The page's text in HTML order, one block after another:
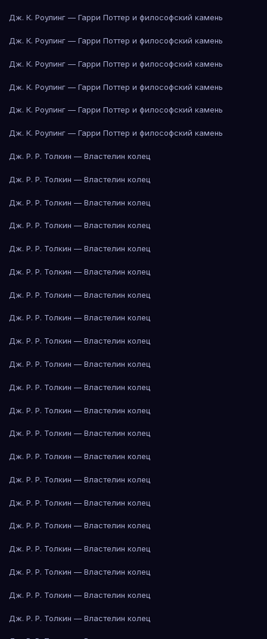
Дж. К. Роулинг — Гарри Поттер и философский камень
Дж. К. Роулинг — Гарри Поттер и философский камень
Дж. К. Роулинг — Гарри Поттер и философский камень
Дж. К. Роулинг — Гарри Поттер и философский камень
Дж. К. Роулинг — Гарри Поттер и философский камень
Дж. К. Роулинг — Гарри Поттер и философский камень
Дж. Р. Р. Толкин — Властелин колец
Дж. Р. Р. Толкин — Властелин колец
Дж. Р. Р. Толкин — Властелин колец
Дж. Р. Р. Толкин — Властелин колец
Дж. Р. Р. Толкин — Властелин колец
Дж. Р. Р. Толкин — Властелин колец
Дж. Р. Р. Толкин — Властелин колец
Дж. Р. Р. Толкин — Властелин колец
Дж. Р. Р. Толкин — Властелин колец
Дж. Р. Р. Толкин — Властелин колец
Дж. Р. Р. Толкин — Властелин колец
Дж. Р. Р. Толкин — Властелин колец
Дж. Р. Р. Толкин — Властелин колец
Дж. Р. Р. Толкин — Властелин колец
Дж. Р. Р. Толкин — Властелин колец
Дж. Р. Р. Толкин — Властелин колец
Дж. Р. Р. Толкин — Властелин колец
Дж. Р. Р. Толкин — Властелин колец
Дж. Р. Р. Толкин — Властелин колец
Дж. Р. Р. Толкин — Властелин колец
Дж. Р. Р. Толкин — Властелин колец